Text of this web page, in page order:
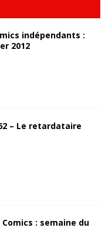
indépendants :
2012
– Le retardataire
: semaine du